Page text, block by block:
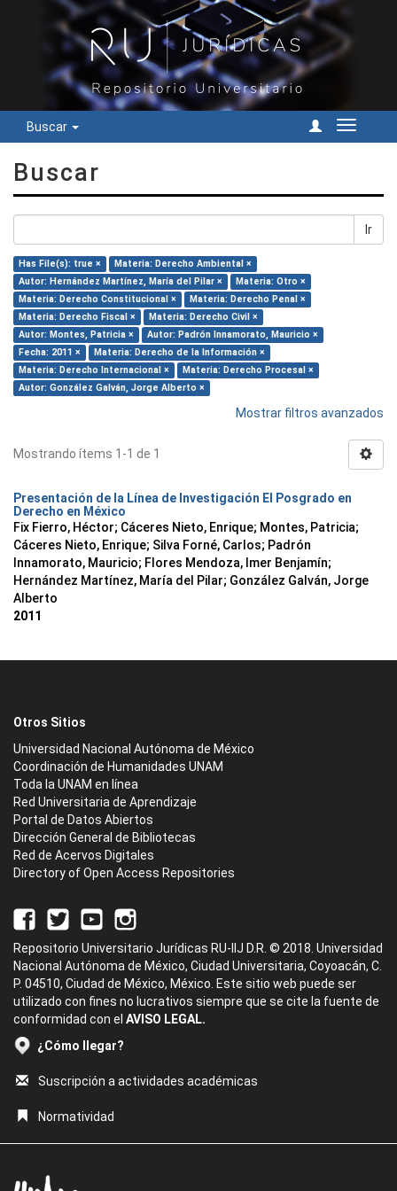
Buscar
Cambiar
Buscar
Ir
Has File(s): true ×
Materia: Derecho Ambiental ×
Autor: Hernández Martínez, María del Pilar ×
Materia: Otro ×
Materia: Derecho Constitucional ×
Materia: Derecho Penal ×
Materia: Derecho Fiscal ×
Materia: Derecho Civil ×
Autor: Montes, Patricia ×
Autor: Padrón Innamorato, Mauricio ×
Fecha: 2011 ×
Materia: Derecho de la Información ×
Materia: Derecho Internacional ×
Materia: Derecho Procesal ×
Autor: González Galván, Jorge Alberto ×
Mostrar filtros avanzados
Mostrando ítems 1-1 de 1
Presentación de la Línea de Investigación El Posgrado en
Derecho en México
Fix Fierro, Héctor; Cáceres Nieto, Enrique; Montes, Patricia;
Cáceres Nieto, Enrique; Silva Forné, Carlos; Padrón
Innamorato, Mauricio; Flores Mendoza, Imer Benjamín;
Hernández Martínez, María del Pilar; González Galván, Jorge
Alberto
2011
Otros Sitios
Universidad Nacional Autónoma de México
Coordinación de Humanidades UNAM
Toda la UNAM en línea
Red Universitaria de Aprendizaje
Portal de Datos Abiertos
Dirección General de Bibliotecas
Red de Acervos Digitales
Directory of Open Access Repositories
Repositorio Universitario Jurídicas RU-IIJ D.R. © 2018. Universidad
Nacional Autónoma de México, Ciudad Universitaria, Coyoacán, C.
P. 04510, Ciudad de México, México. Este sitio web puede ser
utilizado con fines no lucrativos siempre que se cite la fuente de
conformidad con el AVISO LEGAL.
¿Cómo llegar?
Suscripción a actividades académicas
Normatividad